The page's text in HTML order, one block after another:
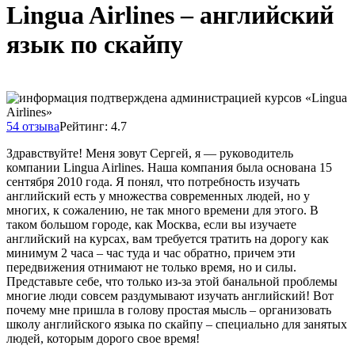
Lingua Airlines – английский
язык по скайпу
54 отзываРейтинг: 4.7
Здравствуйте! Меня зовут Сергей, я — руководитель
компании Lingua Airlines. Наша компания была основана 15
сентября 2010 года. Я понял, что потребность изучать
английский есть у множества современных людей, но у
многих, к сожалению, не так много времени для этого. В
таком большом городе, как Москва, если вы изучаете
английский на курсах, вам требуется тратить на дорогу как
минимум 2 чаcа – час туда и час обратно, причем эти
передвижения отнимают не только время, но и силы.
Представьте себе, что только из-за этой банальной проблемы
многие люди совсем раздумывают изучать английский! Вот
почему мне пришла в голову простая мысль – организовать
школу английского языка по скайпу – специально для занятых
людей, которым дорого свое время!